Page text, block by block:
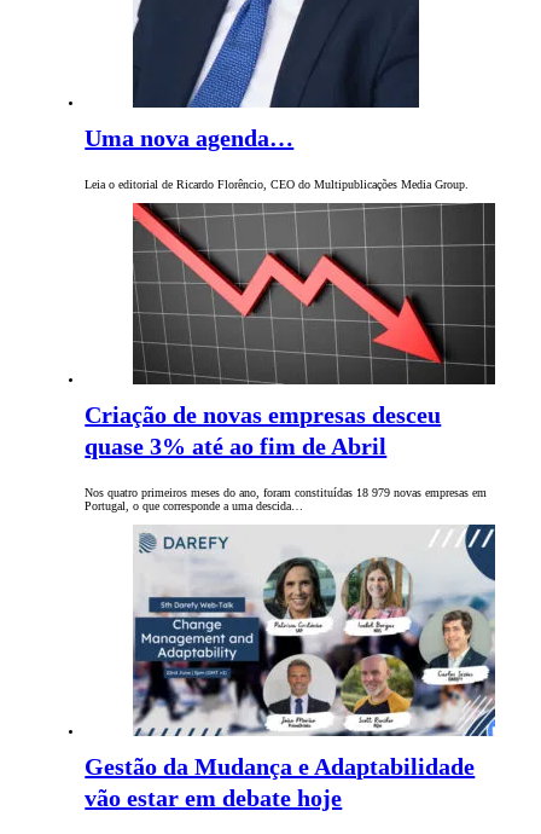
Uma nova agenda…
Leia o editorial de Ricardo Florêncio, CEO do Multipublicações Media Group.
Criação de novas empresas desceu
quase 3% até ao fim de Abril
Nos quatro primeiros meses do ano, foram constituídas 18 979 novas empresas em
Portugal, o que corresponde a uma descida…
Gestão da Mudança e Adaptabilidade
vão estar em debate hoje